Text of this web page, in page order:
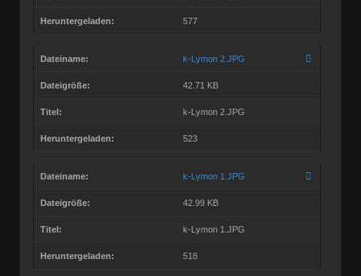
Heruntergeladen: 577
Dateiname: k-Lymon 2.JPG
Dateigröße: 42.71 KB
Titel: k-Lymon 2.JPG
Heruntergeladen: 523
Dateiname: k-Lymon 1.JPG
Dateigröße: 42.99 KB
Titel: k-Lymon 1.JPG
Heruntergeladen: 518